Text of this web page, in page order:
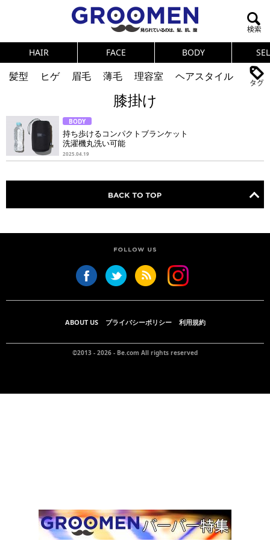
HAIR FACE BODY
髪型 ヒゲ 眉毛 薄毛 理容室
ヘアスタイル
ニオイ
連載
メンズコスメ
NEWS PICK UP 筋肉
テストステロン
海外セレブ
健康
スキンケア 食事
調査結果
トレーニング
好印象な男
頭皮ケア
ダイエット
理容室
膝掛け
BODY
持ち歩けるコンパクトブランケット
洗濯機丸洗い可能
2025.04.19
ABOUT US プライバシーポリシー 利用規約
©2013 - 2026 - Be.com All rights reserved